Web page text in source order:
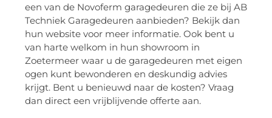
een van de Novoferm garagedeuren die ze bij AB
Techniek Garagedeuren aanbieden? Bekijk dan
hun website voor meer informatie. Ook bent u
van harte welkom in hun showroom in
Zoetermeer waar u de garagedeuren met eigen
ogen kunt bewonderen en deskundig advies
krijgt. Bent u benieuwd naar de kosten? Vraag
dan direct een vrijblijvende offerte aan.